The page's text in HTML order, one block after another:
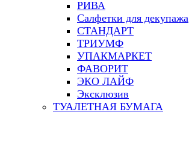
РИВА
Салфетки для декупажа
СТАНДАРТ
ТРИУМФ
УПАКМАРКЕТ
ФАВОРИТ
ЭКО ЛАЙФ
Эксклюзив
ТУАЛЕТНАЯ БУМАГА